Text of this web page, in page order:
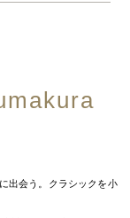
出会う。クラシックを小